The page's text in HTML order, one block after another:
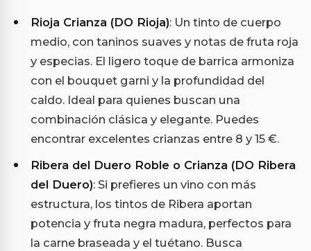
Rioja Crianza (DO Rioja): Un tinto de cuerpo
medio, con taninos suaves y notas de fruta roja
y especias. El ligero toque de barrica armoniza
con el bouquet garni y la profundidad del
caldo. Ideal para quienes buscan una
combinación clásica y elegante. Puedes
encontrar excelentes crianzas entre 8 y 15 €.
Ribera del Duero Roble o Crianza (DO Ribera
del Duero): Si prefieres un vino con más
estructura, los tintos de Ribera aportan
potencia y fruta negra madura, perfectos para
la carne braseada y el tuétano. Busca